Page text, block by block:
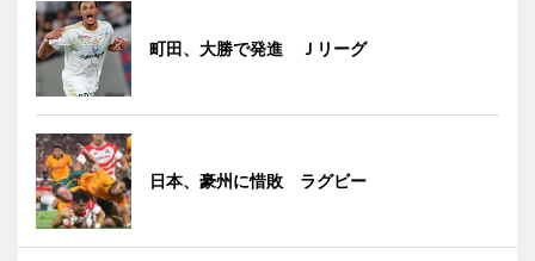
町田、大勝で発進 Ｊリーグ
日本、豪州に惜敗 ラグビー